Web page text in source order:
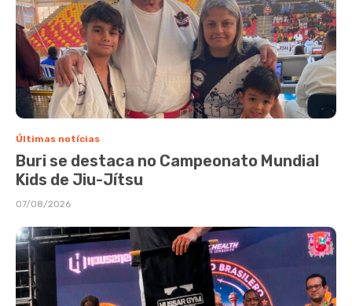
Últimas notícias
Buri se destaca no Campeonato Mundial
Kids de Jiu-Jítsu
07/08/2026